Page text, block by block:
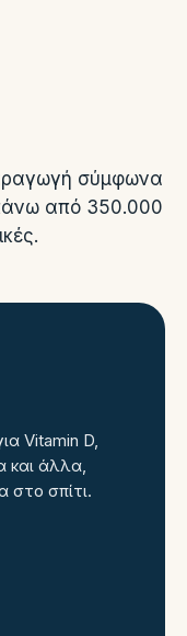
σύμφωνα
από 350.000
Vitamin D,
και άλλα,
στο σπίτι.